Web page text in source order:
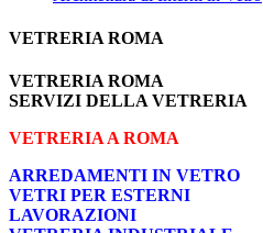
VETRERIA ROMA
VETRERIA ROMA
SERVIZI DELLA VETRERIA
VETRERIA A ROMA
ARREDAMENTI IN VETRO
VETRI PER ESTERNI
LAVORAZIONI